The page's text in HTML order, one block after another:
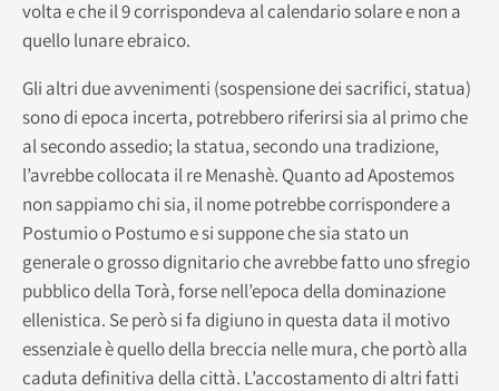
volta e che il 9 corrispondeva al calendario solare e non a
quello lunare ebraico.
Gli altri due avvenimenti (sospensione dei sacrifici, statua)
sono di epoca incerta, potrebbero riferirsi sia al primo che
al secondo assedio; la statua, secondo una tradizione,
l’avrebbe collocata il re Menashè. Quanto ad Apostemos
non sappiamo chi sia, il nome potrebbe corrispondere a
Postumio o Postumo e si suppone che sia stato un
generale o grosso dignitario che avrebbe fatto uno sfregio
pubblico della Torà, forse nell’epoca della dominazione
ellenistica. Se però si fa digiuno in questa data il motivo
essenziale è quello della breccia nelle mura, che portò alla
caduta definitiva della città. L’accostamento di altri fatti